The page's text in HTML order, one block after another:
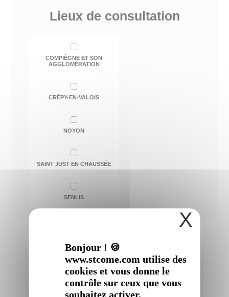
Lieux de consultation
COMPIÈGNE ET SON
AGGLOMÉRATION
CRÉPY-EN-VALOIS
NOYON
SAINT JUST EN CHAUSSÉE
SENLIS
X
Bonjour ! 🍪
www.stcome.com utilise des
cookies et vous donne le
contrôle sur ceux que vous
souhaitez activer.